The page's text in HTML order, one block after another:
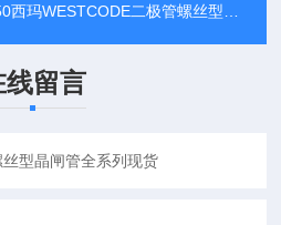
WESTCODE二极管螺丝型晶闸管全系列现货
线留言